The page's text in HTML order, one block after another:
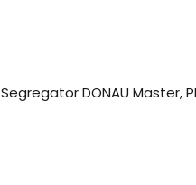
Segregator DONAU Master,